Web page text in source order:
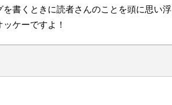
書くときに読者さんのことを頭に思い浮
ケーですよ！